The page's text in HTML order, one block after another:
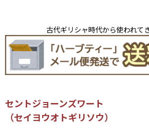
古代ギリシャ時代から使われて
セントジョーンズワート
（セイヨウオトギリソウ）